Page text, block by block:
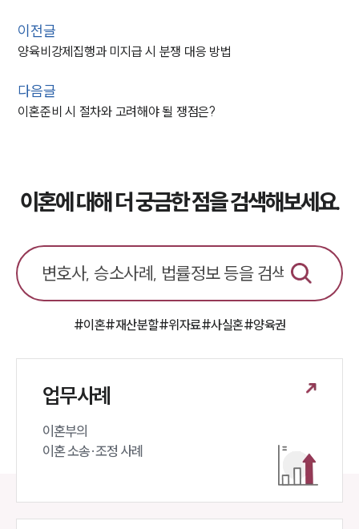
이전글
양육비강제집행과 미지급 시 분쟁 대응 방법
다음글
이혼준비 시 절차와 고려해야 될 쟁점은?
이혼에 대해 더 궁금한 점을 검색해보세요.
#이혼#재산분할#위자료#사실혼#양육권
업무사례
이혼부의
이혼 소송·조정 사례